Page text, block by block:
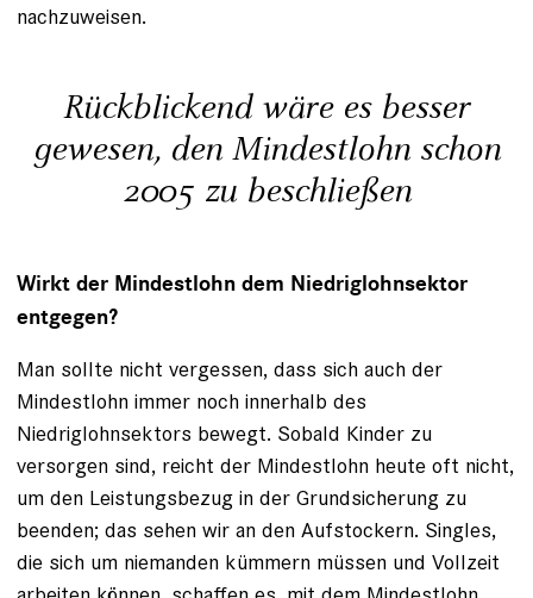
nachzuweisen.
Rückblickend wäre es besser
gewesen, den Mindestlohn schon
2005 zu beschließen
Wirkt der Mindestlohn dem Niedriglohnsektor
entgegen?
Man sollte nicht vergessen, dass sich auch der
Mindestlohn immer noch innerhalb des
Niedriglohnsektors bewegt. Sobald Kinder zu
versorgen sind, reicht der Mindestlohn heute oft nicht,
um den Leistungsbezug in der Grundsicherung zu
beenden; das sehen wir an den Aufstockern. Singles,
die sich um niemanden kümmern müssen und Vollzeit